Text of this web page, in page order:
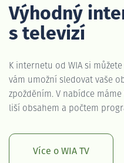
Výhodný
s televizí
K internetu od WIA si
vám umožní sledovat vaše
zpožděním. V nabídce máme
liší obsahem a počtem
Více o WIA TV